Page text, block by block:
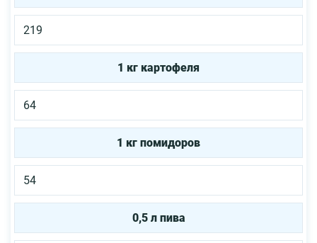
219
1 кг картофеля
64
1 кг помидоров
54
0,5 л пива